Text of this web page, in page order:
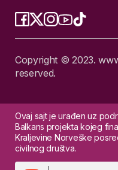
Copyright © 2023.
reserved.
Ovaj sajt je urađen uz
Balkans projekta kojeg
Kraljevine Norveške
civilnog društva.